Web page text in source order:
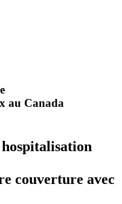
au Canada
hospitalisation
couverture avec